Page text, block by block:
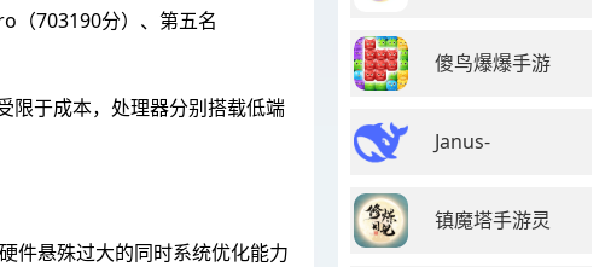
（703190分）、第五名
于成本，处理器分别搭载低端
件悬殊过大的同时系统优化能力
傻鸟爆爆手游
Janus-
镇魔塔手游灵